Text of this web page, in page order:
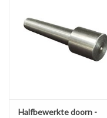
Alles om te Draaien |
Halfbewerkte doorn -